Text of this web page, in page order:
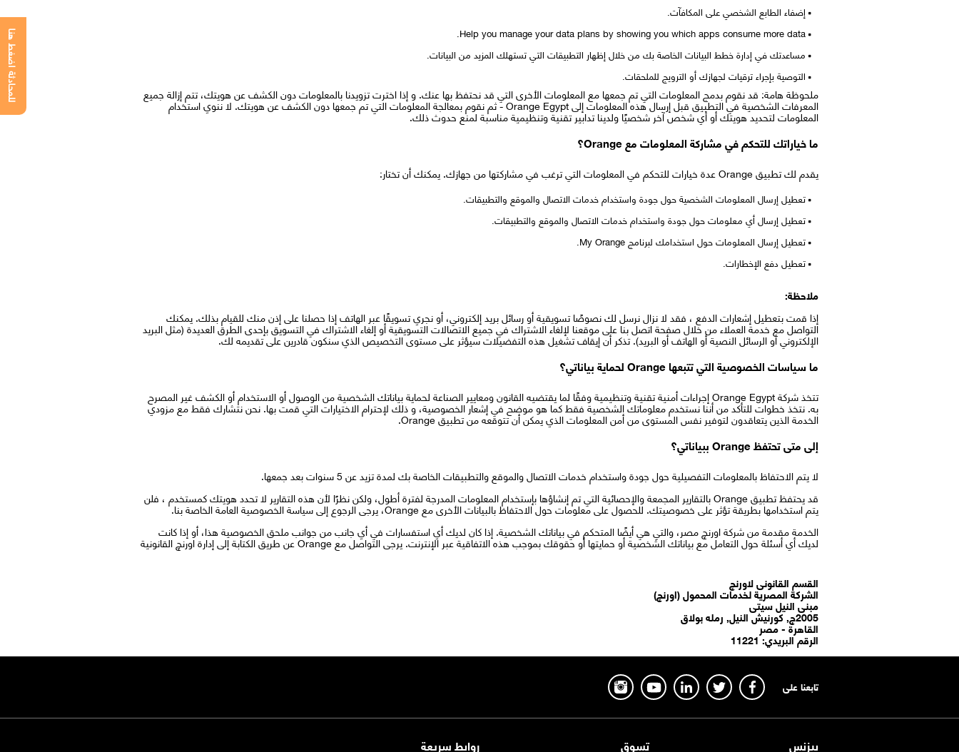
إضفاء الطابع الشخصي على المكافآت.
Help you manage your data plans by showing you which apps consume more data.
مساعدتك في إدارة خطط البيانات الخاصة بك من خلال إظهار التطبيقات التي تستهلك المزيد من البيانات.
التوصية بإجراء ترقيات لجهازك أو الترويج للملحقات.
ملحوظة هامة: قد نقوم بدمج المعلومات التي تم جمعها مع المعلومات الأخرى التي قد نحتفظ بها عنك. و إذا اخترت تزويدنا بالمعلومات دون الكشف عن هويتك، تتم إزالة جميع
المعرفات الشخصية في التطبيق قبل إرسال هذه المعلومات إلى Orange Egypt - ثم نقوم بمعالجة المعلومات التي تم جمعها دون الكشف عن هويتك. لا ننوي استخدام
المعلومات لتحديد هويتك أو أي شخص آخر شخصيًا ولدينا تدابير تقنية وتنظيمية مناسبة لمنع حدوث ذلك.
ما خياراتك للتحكم في مشاركة المعلومات مع Orange؟
يقدم لك تطبيق Orange عدة خيارات للتحكم في المعلومات التي ترغب في مشاركتها من جهازك. يمكنك أن تختار:
تعطيل إرسال المعلومات الشخصية حول جودة واستخدام خدمات الاتصال والموقع والتطبيقات.
تعطيل إرسال أي معلومات حول جودة واستخدام خدمات الاتصال والموقع والتطبيقات.
تعطيل إرسال المعلومات حول استخدامك لبرنامج My Orange.
تعطيل دفع الإخطارات.
ملاحظة:
إذا قمت بتعطيل إشعارات الدفع ، فقد لا نزال نرسل لك نصوصًا تسويقية أو رسائل بريد إلكتروني، أو نجري تسويقًا عبر الهاتف إذا حصلنا على إذن منك للقيام بذلك. يمكنك
التواصل مع خدمة العملاء من خلال صفحة اتصل بنا على موقعنا لإلغاء الاشتراك في جميع الاتصالات التسويقية أو إلغاء الاشتراك في التسويق بإحدى الطرق العديدة (مثل البريد
الإلكتروني أو الرسائل النصية أو الهاتف أو البريد). تذكر أن إيقاف تشغيل هذه التفضيلات سيؤثر على مستوى التخصيص الذي سنكون قادرين على تقديمه لك.
ما سياسات الخصوصية التي تتبعها Orange لحماية بياناتي؟
تتخذ شركة Orange Egypt إجراءات أمنية تقنية وتنظيمية وفقًا لما يقتضيه القانون ومعايير الصناعة لحماية بياناتك الشخصية من الوصول أو الاستخدام أو الكشف غير المصرح
به. نتخذ خطوات للتأكد من أننا نستخدم معلوماتك الشخصية فقط كما هو موضح في إشعار الخصوصية، و ذلك لإحترام الاختيارات التي قمت بها. نحن نتشارك فقط مع مزودي
الخدمة الذين يتعاقدون لتوفير نفس المستوى من أمن المعلومات الذي يمكن أن تتوقعه من تطبيق Orange.
إلى متى تحتفظ Orange ببياناتي؟
لا يتم الاحتفاظ بالمعلومات التفصيلية حول جودة واستخدام خدمات الاتصال والموقع والتطبيقات الخاصة بك لمدة تزيد عن 5 سنوات بعد جمعها.
قد يحتفظ تطبيق Orange بالتقارير المجمعة والإحصائية التي تم إنشاؤها بإستخدام المعلومات المدرجة لفترة أطول، ولكن نظرًا لأن هذه التقارير لا تحدد هويتك كمستخدم ، فلن
يتم استخدامها بطريقة تؤثر على خصوصيتك. للحصول على معلومات حول الاحتفاظ بالبيانات الأخرى مع Orange، يرجى الرجوع إلى سياسة الخصوصية العامة الخاصة بنا.
الخدمة مقدمة من شركة اورنچ مصر، والتي هي أيضًا المتحكم في بياناتك الشخصية. إذا كان لديك أي استفسارات في أي جانب من جوانب ملحق الخصوصية هذا، أو إذا كانت
لديك أي أسئلة حول التعامل مع بياناتك الشخصية أو حمايتها أو حقوقك بموجب هذه الاتفاقية عبر الإنترنت. يرجى التواصل مع Orange عن طريق الكتابة إلى إدارة اورنچ القانونية
القسم القانونى لاورنچ
الشركة المصرية لخدمات المحمول (اورنچ)
مبنى النيل سيتى
2005ج, كورنيش النيل, رمله بولاق
القاهرة - مصر
الرقم البريدي: 11221
للمحادثة اضغط هنا
تابعنا على
بيزنس تسوق روابط سريعة